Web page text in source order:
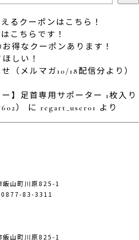
るクーポンはこちら！
こちらです！
得なクーポンあります！
しい！
（メルマガ10/18配信分より）
ー】足首専用サポーター 1枚入り
）
に regart_user01 より
山町川原825-1
83-3311
山町川原825-1